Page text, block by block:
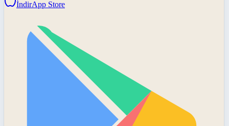
İndirApp Store